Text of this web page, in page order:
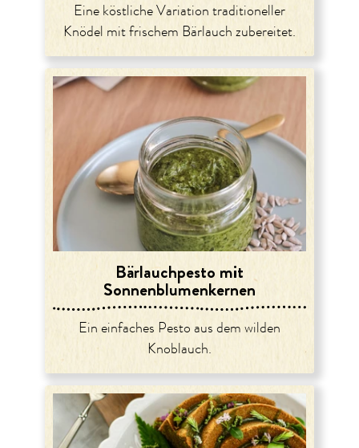
Eine köstliche Variation traditioneller
Knödel mit frischem Bärlauch zubereitet.
Bärlauchpesto mit
Sonnenblumenkernen
Ein einfaches Pesto aus dem wilden
Knoblauch.